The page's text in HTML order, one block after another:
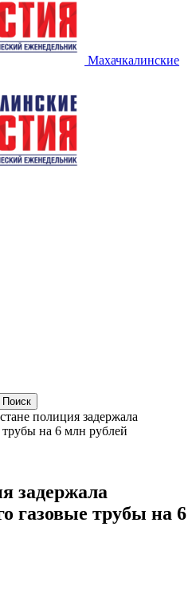
Махачкалинские
полиция задержала
на 6 млн рублей
задержала
газовые трубы на 6